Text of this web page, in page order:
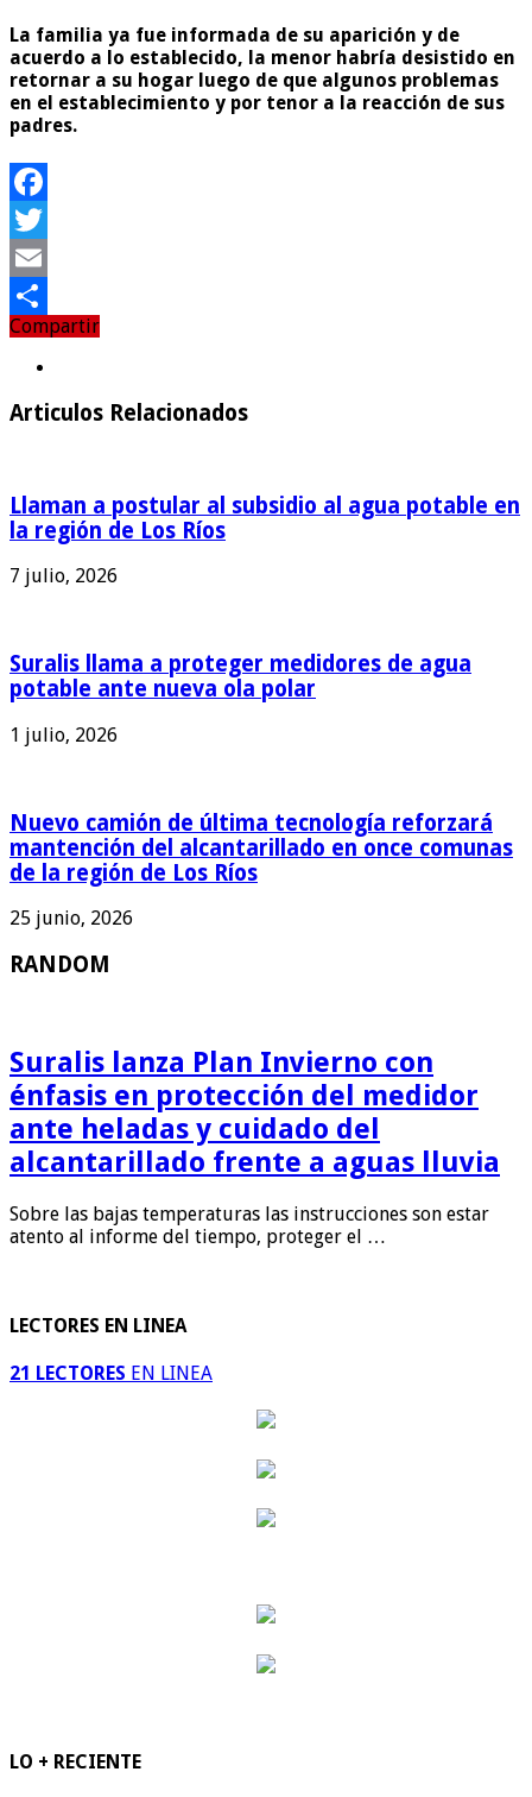
La familia ya fue informada de su aparición y de
acuerdo a lo establecido, la menor habría desistido en
retornar a su hogar luego de que algunos problemas
en el establecimiento y por tenor a la reacción de sus
padres.
Facebook
Twitter
Email
Compartir
Compartir
Articulos Relacionados
Llaman a postular al subsidio al agua potable en
la región de Los Ríos
7 julio, 2026
Suralis llama a proteger medidores de agua
potable ante nueva ola polar
1 julio, 2026
Nuevo camión de última tecnología reforzará
mantención del alcantarillado en once comunas
de la región de Los Ríos
25 junio, 2026
RANDOM
Suralis lanza Plan Invierno con
énfasis en protección del medidor
ante heladas y cuidado del
alcantarillado frente a aguas lluvia
Sobre las bajas temperaturas las instrucciones son estar
atento al informe del tiempo, proteger el …
LECTORES EN LINEA
21 LECTORES EN LINEA
LO + RECIENTE